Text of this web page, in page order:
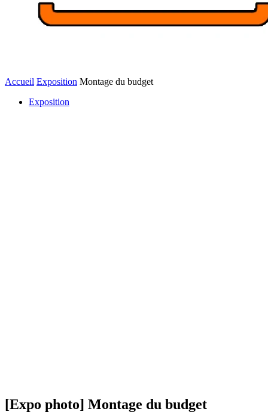
Accueil Exposition Montage du budget
Exposition
[Expo photo] Montage du budget